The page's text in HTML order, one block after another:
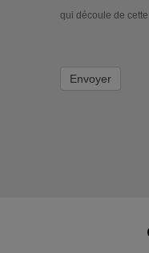
qui découle de
Envoyer